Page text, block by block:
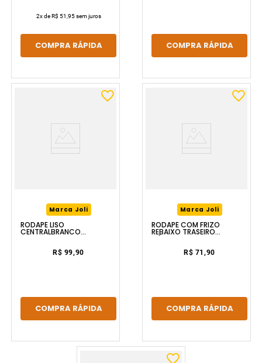
2x deR$ 51,95sem juros
COMPRA RÁPIDA COMPRA RÁPIDA
Marca Joli
RODAPÉ LISO
CENTRALBRANCO
R$ 99,90
COMPRA RÁPIDA
Marca Joli
RODAPÉ COM FRIZO
REBAIXO TRASEIRO
MÚLTIPLO BRANCO
R$ 71,90
COMPRA RÁPIDA